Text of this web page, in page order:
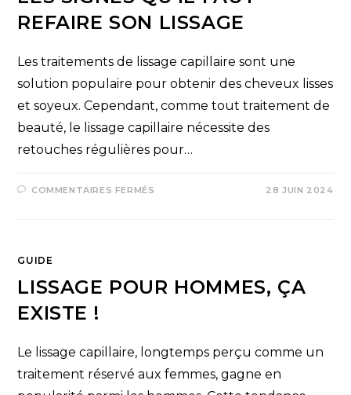
REFAIRE SON LISSAGE
Les traitements de lissage capillaire sont une
solution populaire pour obtenir des cheveux lisses
et soyeux. Cependant, comme tout traitement de
beauté, le lissage capillaire nécessite des
retouches régulières pour…
COMMENTAIRES FERMÉS 28 JUIN 2024
GUIDE
LISSAGE POUR HOMMES, ÇA
EXISTE !
Le lissage capillaire, longtemps perçu comme un
traitement réservé aux femmes, gagne en